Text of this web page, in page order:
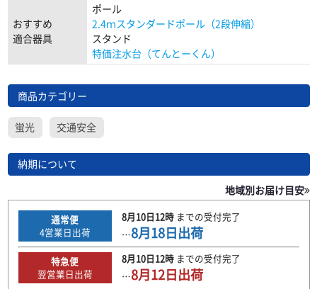
おすすめ
適合器具
ポール
2.4ｍスタンダードポール（2段伸縮）
スタンド
特価注水台（てんとーくん）
商品カテゴリー
蛍光 交通安全
納期について
地域別お届け目安
通常便
4営業日出荷
8月10日12時までの受付完了
…8月18日出荷
特急便
翌営業日出荷
8月10日12時までの受付完了
…8月12日出荷